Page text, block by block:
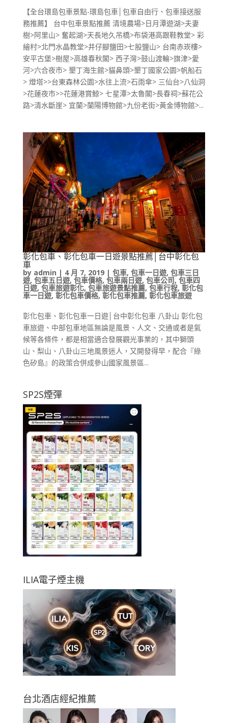
【全台環島包車景點-環島包車│包車自由行、包車接送服
務推薦】 台中包車景點推薦 清境農場>日月潭遊湖>夫妻
樹>阿里山> 奮起湖>天長地久吊橋>布袋港高跟鞋教堂> 彩
繪村>北門水晶教堂>井仔腳鹽田>七股鹽山> 台南赤崁樓>
安平古堡>樹屋>高雄春秋閣> 西子灣>鼓山渡輪>旗津>愛
河>六合夜市> 墾丁海生館>貓鼻頭>墾丁國家公園>帆船石
> 燈塔>>台東森林公園>水往上流>石雨傘> 三仙台>八仙洞
>花蓮夜市>>花蓮港賞鯨> 七星潭>太魯閣>長春祠>蘇花公
路>清水斷崖> 宜蘭>蘭陽博物館>九份老街>黃金博物館>...
彰化包車、彰化包車一日遊景點推薦│台中彰化包
車
by admin | 4 月 7, 2019| 包車, 包車一日遊, 包車三日
遊, 包車五日遊, 包車價格, 包車兩日遊, 包車公司, 包車四
日遊, 包車旅遊彰化, 包車旅遊景點推薦, 包車行程, 彰化包
車一日遊, 彰化包車價格, 彰化包車推薦, 彰化包車旅遊
彰化包車、彰化包車一日遊│台中彰化包車 八卦山 彰化包
車旅遊、中部包車地區無論是風景、人文、交通或者是氣
候等各條件，都是相當適合發展觀光事業的，其中獅頭
山、梨山、八卦山三地風景迷人，又開發得早，配合『綠
色矽島』的政策合併成參山國家風景區...
SP2S煙彈
ILIA電子煙主機
台北酒店經紀推薦